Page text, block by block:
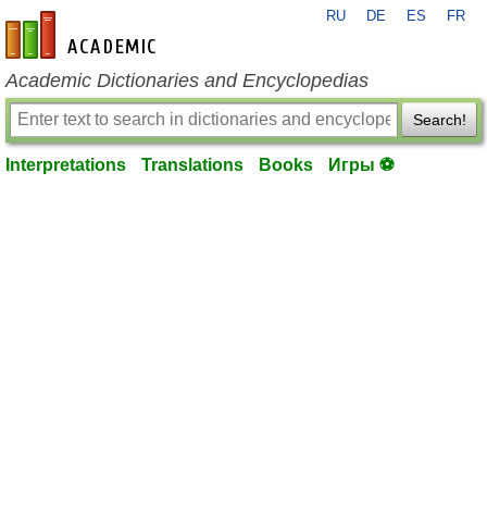
en-academic.com
RU DE ES FR
Academic Dictionaries and Encyclopedias
Search!
Interpretations Translations Books Игры ⚽